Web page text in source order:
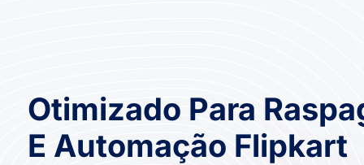
Otimizado Para
E Automação Flipkart